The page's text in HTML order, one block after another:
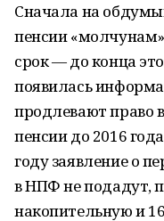
Сначала на
пенсии
срок — до конца
появилась
продлевают право
пенсии до 2016
году заявление о
в НПФ не подадут,
накопительную и